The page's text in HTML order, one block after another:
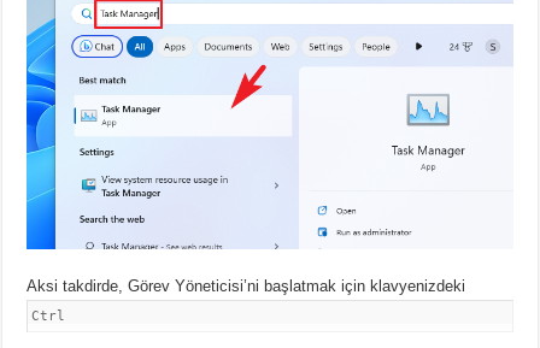
Aksi takdirde, Görev Yöneticisi’ni başlatmak için klavyenizdeki
Ctrl